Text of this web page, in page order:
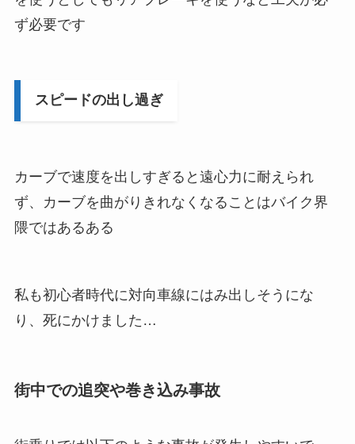
ず必要です
スピードの出し過ぎ
カーブで速度を出しすぎると遠心力に耐えられ
ず、カーブを曲がりきれなくなることはバイク界
隈ではあるある
私も初心者時代に対向車線にはみ出しそうにな
り、死にかけました…
街中での追突や巻き込み事故